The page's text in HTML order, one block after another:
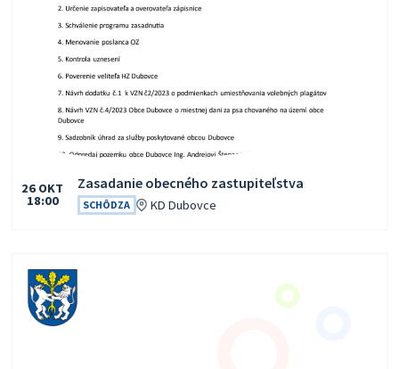
Zasadanie obecného zastupiteľstva
SCHÔDZA Miesto:
KD Dubovce
Čas:
26 OKT
18:00